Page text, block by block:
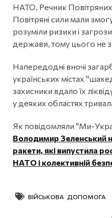
НАТО. Речник
Повітряні сили мали
розуміли ризики і
держави, тому цього не
Напередодні вночі
українських містах
захисники вдало їх
у деяких областях
Як повідомляли "Ми-
Володимир Зеленський
ракети, які випустила
НАТО і колективній
ВІЙСЬКОВА ДОПОМОГА